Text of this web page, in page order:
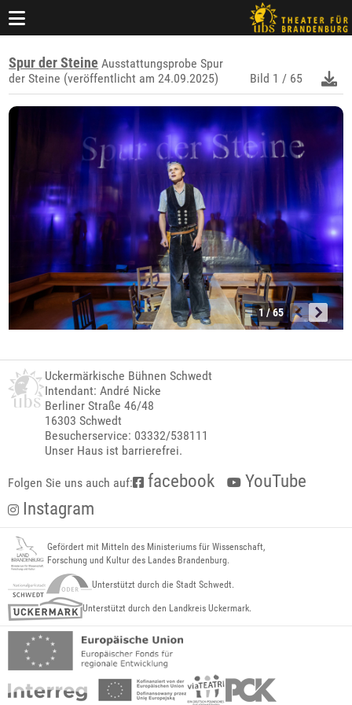
Spur der Steine Ausstattungsprobe Spur
der Steine (veröffentlicht am 24.09.2025)
Bild 1 / 65
1 / 65
Uckermärkische Bühnen Schwedt
Intendant: André Nicke
Berliner Straße 46/48
16303 Schwedt
Besucherservice: 03332/538111
Unser Haus ist barrierefrei.
Folgen Sie uns auch auf: facebook
YouTube
Instagram
Gefördert mit Mitteln des Ministeriums für Wissenschaft,
Forschung und Kultur des Landes Brandenburg.
Unterstützt durch die Stadt Schwedt.
Unterstützt durch den Landkreis Uckermark.